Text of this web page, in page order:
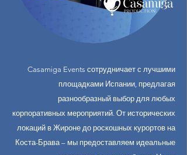
Casamiga Events сотрудничает с лучшими
площадками Испании, предлагая
разнообразный выбор для любых
корпоративных мероприятий. От исторических
локаций в Жироне до роскошных курортов на
Коста-Брава – мы предоставляем идеальные